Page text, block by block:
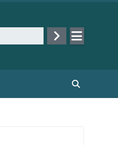
Login
Kurse suchen